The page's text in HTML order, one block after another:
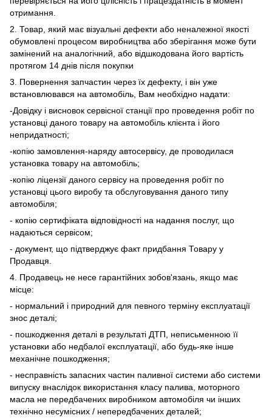
отримання.
2. Товар, який має візуальні дефекти або неналежної якості
обумовлені процесом виробництва або зберігання може бути
замінений на аналогічний, або відшкодована його вартість
протягом 14 днів після покупки
3. Повернення запчастин через їх дефекту, і він уже
встановлювався на автомобіль, Вам необхідно надати:
-Довідку і висновок сервісної станції про проведення робіт по
установці даного товару на автомобіль клієнта і його
непридатності;
-копію замовлення-наряду автосервісу, де проводилася
установка товару на автомобіль;
-копію ліцензії даного сервісу на проведення робіт по
установці цього виробу та обслуговування даного типу
автомобіля;
- копію сертифіката відповідності на надання послуг, що
надаються сервісом;
- документ, що підтверджує факт придбання Товару у
Продавця.
4. Продавець не несе гарантійних зобов'язань, якщо має
місце:
- нормальний і природний для певного терміну експлуатації
знос деталі;
- пошкодження деталі в результаті ДТП, неписьменною її
установки або недбалої експлуатації, або будь-яке інше
механічне пошкодження;
- несправність запасних частин паливної системи або системи
випуску внаслідок використання класу палива, моторного
масла не передбачених виробником автомобіля чи інших
технічно несумісних / непередбачених деталей;